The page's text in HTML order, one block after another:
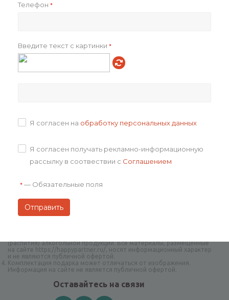
Оплата
При полном или частичном копировании материалов сайта
гиперссылка на сайт happypartner.ru обязательна
Компания Happy Partner не нарушает Федеральный закон
(распития) алкогольной продукции. Все материалы, размещённые
на сайте https://happypartner.ru/, носят информационный характер
и не являются публичной офертой.
Комплектация подарка может отличаться от изображения.
Информация на сайте не является публичной офертой.
Оставайтесь на связи
Телефон *
Введите текст с картинки *
Я согласен на обработку персональных данных
Я согласен получать рекламно-информационную
рассылку в соотвествии с Соглашением
* — Обязательные поля